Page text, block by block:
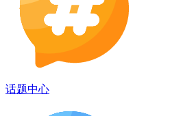
话题中心